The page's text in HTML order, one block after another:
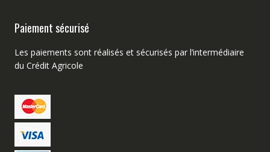
Paiement sécurisé
Les paiements sont réalisés et sécurisés par l’intermédiaire
du Crédit Agricole